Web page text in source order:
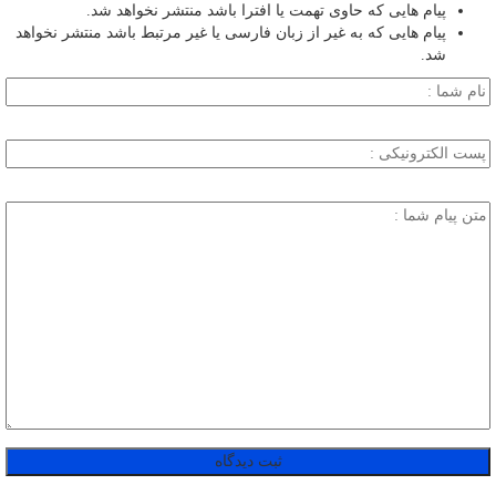
پیام هایی که حاوی تهمت یا افترا باشد منتشر نخواهد شد.
پیام هایی که به غیر از زبان فارسی یا غیر مرتبط باشد منتشر نخواهد
شد.